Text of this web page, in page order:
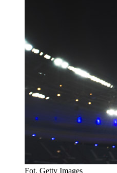
Fot. Getty Images